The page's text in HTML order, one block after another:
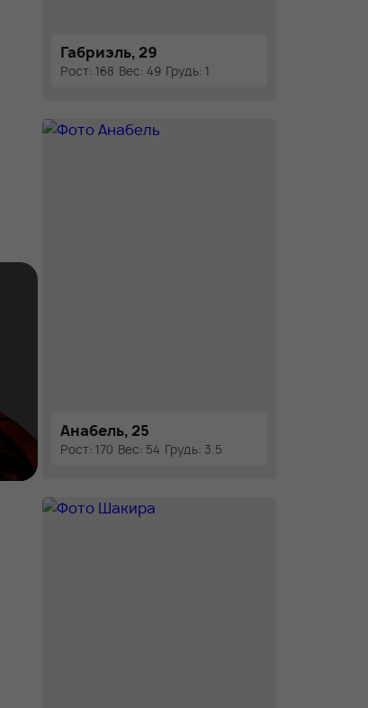
Габриэль, 29
Рост: 168 Вес: 49 Грудь: 1
Анабель, 25
Рост: 170 Вес: 54 Грудь: 3.5